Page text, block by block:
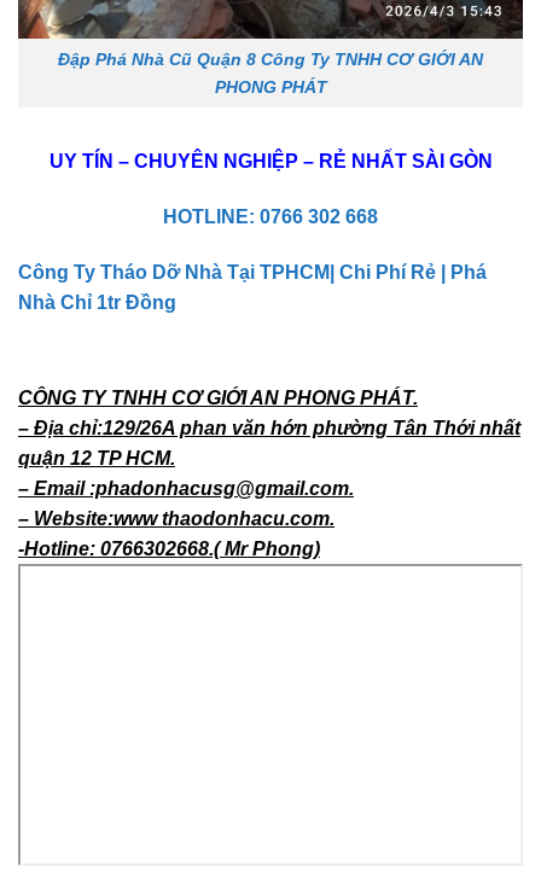
Đập Phá Nhà Cũ Quận 8 Công Ty TNHH CƠ GIỚI AN
PHONG PHÁT
HOTLINE: 0766 302 668
Nhà Chỉ 1tr Đồng
CÔNG TY TNHH CƠ GIỚI AN PHONG PHÁT.
– Địa chỉ:129/26A phan văn hớn phường Tân Thới nhất
quận 12 TP HCM.